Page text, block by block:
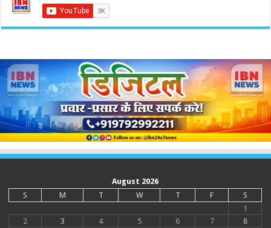
August 2026
S
M T W T F
S
1
2
3 4 5 6 7
8